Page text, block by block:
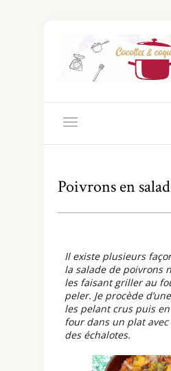
Poivrons en
Il existe plusieurs
la salade de poivrons
les faisant griller au
peler. Je procède
les pelant crus puis
four dans un plat
des échalotes.